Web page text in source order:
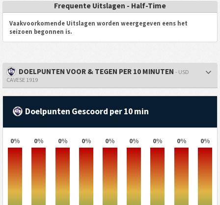
Frequente Uitslagen - Half-Time
Vaakvoorkomende Uitslagen worden weergegeven eens het
seizoen begonnen is.
DOELPUNTEN VOOR & TEGEN PER 10 MINUTEN - USD
CAVESE 1919
Doelpunten Gescoord per 10 min
0% 0% 0% 0% 0% 0% 0% 0% 0%